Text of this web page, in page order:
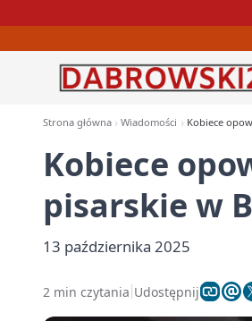
Strona główna Wiadomości Kobiece
Kobiece
pisarskie w
13 października 2025
2 min czytania Udostępnij